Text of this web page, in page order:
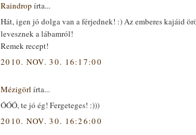
Raindrop írta...
Hát, igen jó dolga van a férjednek! :) Az emberes kajáid
levesznek a lábamról!
Remek recept!
2010. NOV. 30. 16:17:00
Mézigörl írta...
ÓÓÓ, te jó ég! Fergeteges! :)))
2010. NOV. 30. 16:26:00